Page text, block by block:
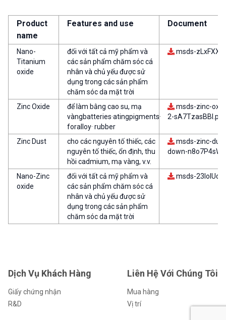
Product
name
Features and use Document
Nano-
Titanium
oxide
đối với tất cả mỹ phẩm và
các sản phẩm chăm sóc cá
nhân và chủ yếu được sử
dụng trong các sản phẩm
chăm sóc da mặt trời
msds-
Zinc Oxide
để làm bằng cao su, mạ
vàngbatteries·atingpigments·
foralloy· rubber
msds-zinc-
2-sA7TzasBBl.pdf
Zinc Dust
cho các nguyên tố thiếc, các
nguyên tố thiếc, ổn định, thu
hồi cadmium, mạ vàng, v.v.
msds-zinc-
down-
Nano-Zinc
oxide
đối với tất cả mỹ phẩm và
các sản phẩm chăm sóc cá
nhân và chủ yếu được sử
dụng trong các sản phẩm
chăm sóc da mặt trời
msds-
Dịch Vụ Khách Hàng
Giấy chứng nhận
R&D
Liên Hệ Với Chúng Tôi
Mua hàng
Vị trí